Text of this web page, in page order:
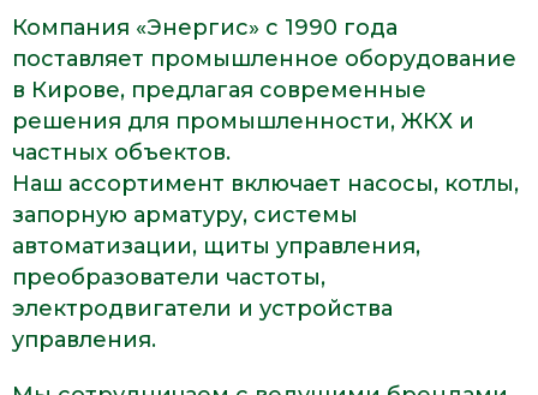
Компания «Энергис» с 1990 года
поставляет промышленное оборудование
в Кирове, предлагая современные
решения для промышленности, ЖКХ и
частных объектов.
Наш ассортимент включает насосы, котлы,
запорную арматуру, системы
автоматизации, щиты управления,
преобразователи частоты,
электродвигатели и устройства
управления.